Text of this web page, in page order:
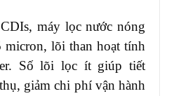
máy lọc nước nóng
lõi than hoạt tính
Số lõi lọc ít giúp tiết
giảm chi phí vận hành